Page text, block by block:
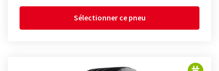
Sélectionner ce pneu